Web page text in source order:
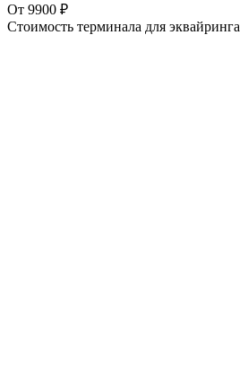
От 9900 ₽
Стоимость терминала для эквайринга